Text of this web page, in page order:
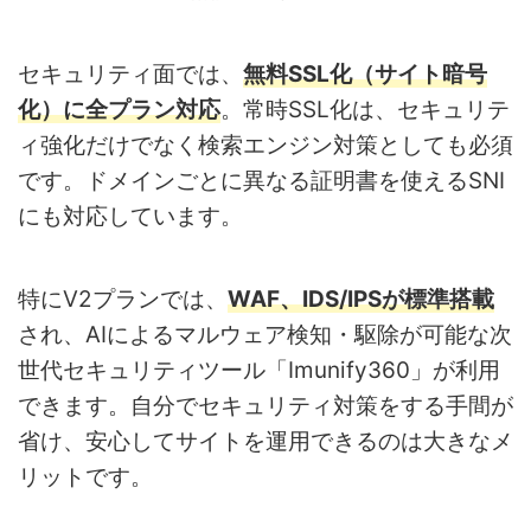
セキュリティ面では、 無料SSL化（サイト暗号
化）に全プラン対応。常時SSL化は、セキュリテ
ィ強化だけでなく検索エンジン対策としても必須
です。ドメインごとに異なる証明書を使えるSNI
にも対応しています。
特にV2プランでは、 WAF、IDS/IPSが標準搭載
され、AIによるマルウェア検知・駆除が可能な次
世代セキュリティツール「Imunify360」が利用
できます。自分でセキュリティ対策をする手間が
省け、安心してサイトを運用できるのは大きなメ
リットです。